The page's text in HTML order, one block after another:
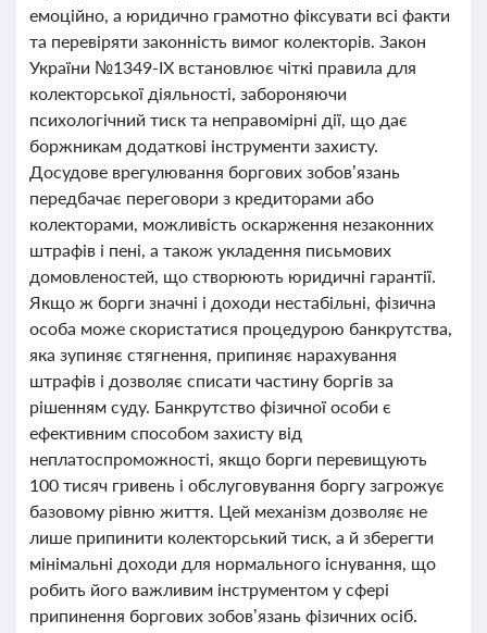
емоційно, а юридично грамотно фіксувати всі факти
та перевіряти законність вимог колекторів. Закон
України №1349-IX встановлює чіткі правила для
колекторської діяльності, забороняючи
психологічний тиск та неправомірні дії, що дає
боржникам додаткові інструменти захисту.
Досудове врегулювання боргових зобов’язань
передбачає переговори з кредиторами або
колекторами, можливість оскарження незаконних
штрафів і пені, а також укладення письмових
домовленостей, що створюють юридичні гарантії.
Якщо ж борги значні і доходи нестабільні, фізична
особа може скористатися процедурою банкрутства,
яка зупиняє стягнення, припиняє нарахування
штрафів і дозволяє списати частину боргів за
рішенням суду. Банкрутство фізичної особи є
ефективним способом захисту від
неплатоспроможності, якщо борги перевищують
100 тисяч гривень і обслуговування боргу загрожує
базовому рівню життя. Цей механізм дозволяє не
лише припинити колекторський тиск, а й зберегти
мінімальні доходи для нормального існування, що
робить його важливим інструментом у сфері
припинення боргових зобов’язань фізичних осіб.